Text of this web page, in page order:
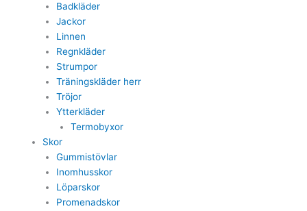
Badkläder
Jackor
Linnen
Regnkläder
Strumpor
Träningskläder herr
Tröjor
Ytterkläder
Termobyxor
Skor
Gummistövlar
Inomhusskor
Löparskor
Promenadskor